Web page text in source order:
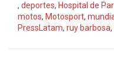
, deportes, Hospital de
motos, Motosport,
PressLatam, ruy barbosa,